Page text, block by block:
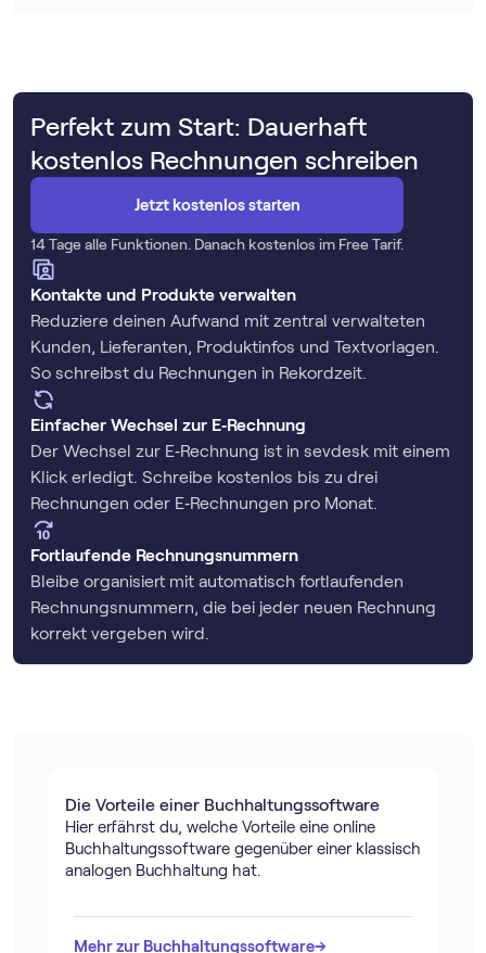
Perfekt zum Start: Dauerhaft
kostenlos Rechnungen schreiben
Jetzt kostenlos starten
14 Tage alle Funktionen. Danach kostenlos im Free Tarif.
Kontakte und Produkte verwalten
Reduziere deinen Aufwand mit zentral verwalteten
Kunden, Lieferanten, Produktinfos und Textvorlagen.
So schreibst du Rechnungen in Rekordzeit.
Einfacher Wechsel zur E‑Rechnung
Der Wechsel zur E‑Rechnung ist in sevdesk mit einem
Klick erledigt. Schreibe kostenlos bis zu drei
Rechnungen oder E‑Rechnungen pro Monat.
Fortlaufende Rechnungsnummern
Bleibe organisiert mit automatisch fortlaufenden
Rechnungsnummern, die bei jeder neuen Rechnung
korrekt vergeben wird.
Die Vorteile einer Buch­haltungs­software
Hier erfährst du, welche Vorteile eine online
Buch­haltungs­software gegenüber einer klassisch
analogen Buchhaltung hat.
Mehr zur Buch­haltungs­software→
→